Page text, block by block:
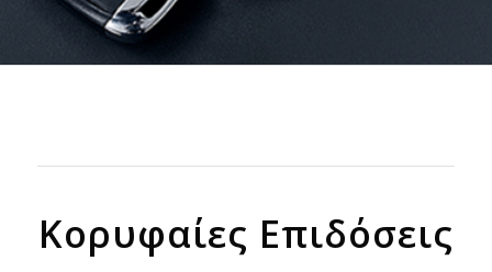
Κορυφαίες Επιδόσεις